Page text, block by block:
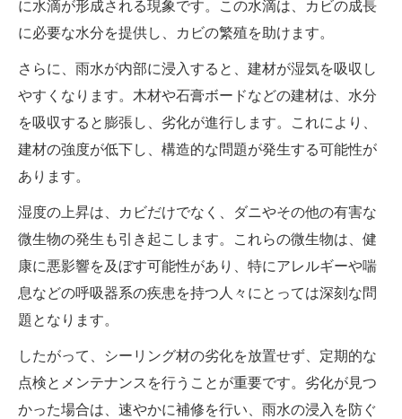
に水滴が形成される現象です。この水滴は、カビの成長
に必要な水分を提供し、カビの繁殖を助けます。
さらに、雨水が内部に浸入すると、建材が湿気を吸収し
やすくなります。木材や石膏ボードなどの建材は、水分
を吸収すると膨張し、劣化が進行します。これにより、
建材の強度が低下し、構造的な問題が発生する可能性が
あります。
湿度の上昇は、カビだけでなく、ダニやその他の有害な
微生物の発生も引き起こします。これらの微生物は、健
康に悪影響を及ぼす可能性があり、特にアレルギーや喘
息などの呼吸器系の疾患を持つ人々にとっては深刻な問
題となります。
したがって、シーリング材の劣化を放置せず、定期的な
点検とメンテナンスを行うことが重要です。劣化が見つ
かった場合は、速やかに補修を行い、雨水の浸入を防ぐ